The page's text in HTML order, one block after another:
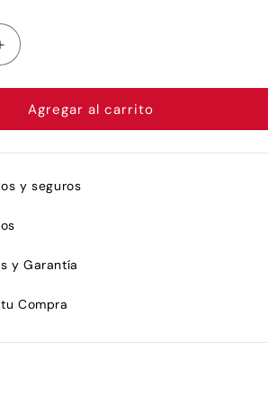
Aumentar
Bulbs&amp;Roots
Agregar al carrito
y seguros
y Garantía
Compra